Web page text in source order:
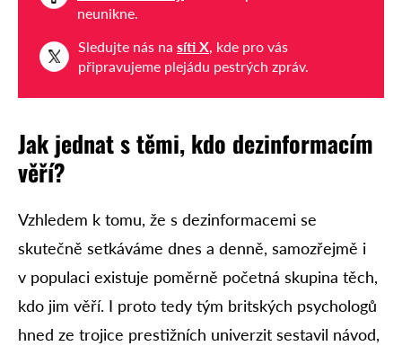
neunikne.
Sledujte nás na síti X, kde pro vás
připravujeme plejádu pestrých zpráv.
Jak jednat s těmi, kdo dezinformacím
věří?
Vzhledem k tomu, že s dezinformacemi se
skutečně setkáváme dnes a denně, samozřejmě i
v populaci existuje poměrně početná skupina těch,
kdo jim věří. I proto tedy tým britských psychologů
hned ze trojice prestižních univerzit sestavil návod,